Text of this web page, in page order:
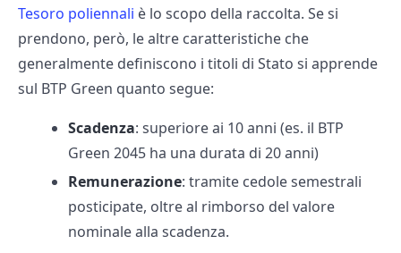
Tesoro poliennali è lo scopo della raccolta. Se si
prendono, però, le altre caratteristiche che
generalmente definiscono i titoli di Stato si apprende
sul BTP Green quanto segue:
Scadenza: superiore ai 10 anni (es. il BTP
Green 2045 ha una durata di 20 anni)
Remunerazione: tramite cedole semestrali
posticipate, oltre al rimborso del valore
nominale alla scadenza.